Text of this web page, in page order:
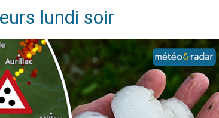
lundi soir